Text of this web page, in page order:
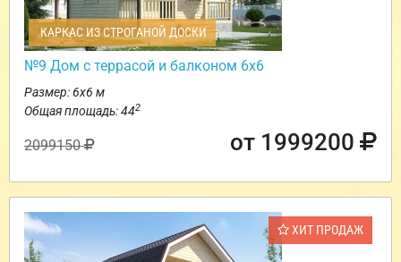
КАРКАС ИЗ СТРОГАНОЙ ДОСКИ
№9 Дом с террасой и балконом 6х6
Размер: 6х6 м
Общая площадь: 442
2099150 от 1999200
ХИТ ПРОДАЖ